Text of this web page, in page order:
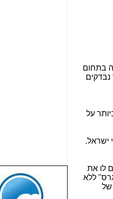
בתחום
נבדקים
בתוכם 2 דוחות חמורים ביותר על
ישראל.
לו את
ללא
של
שבוע טוב לכל
הגולשים באשר